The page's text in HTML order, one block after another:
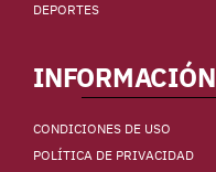
DEPORTES
INFORMACIÓN
CONDICIONES DE USO
POLÍTICA DE PRIVACIDAD